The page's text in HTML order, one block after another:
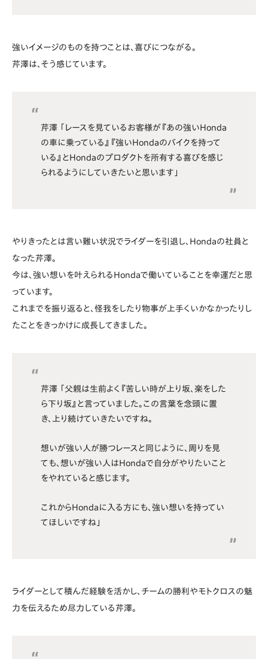
強いイメージのものを持つことは、喜びにつながる。
芹澤は、そう感じています。
芹澤 「レースを見ているお客様が『あの強いHonda
の車に乗っている』『強いHondaのバイクを持って
いる』とHondaのプロダクトを所有する喜びを感じ
られるようにしていきたいと思います」
やりきったとは言い難い状況でライダーを引退し、Hondaの社員と
なった芹澤。
今は、強い想いを叶えられるHondaで働いていることを幸運だと思
っています。
これまでを振り返ると、怪我をしたり物事が上手くいかなかったりし
たことをきっかけに成長してきました。
芹澤 「父親は生前よく『苦しい時が上り坂、楽をした
ら下り坂』と言っていました。この言葉を念頭に置
き、上り続けていきたいですね。
想いが強い人が勝つレースと同じように、周りを見
ても、想いが強い人はHondaで自分がやりたいこと
をやれていると感じます。
これからHondaに入る方にも、強い想いを持ってい
てほしいですね」
ライダーとして積んだ経験を活かし、チームの勝利やモトクロスの魅
力を伝えるため尽力している芹澤。